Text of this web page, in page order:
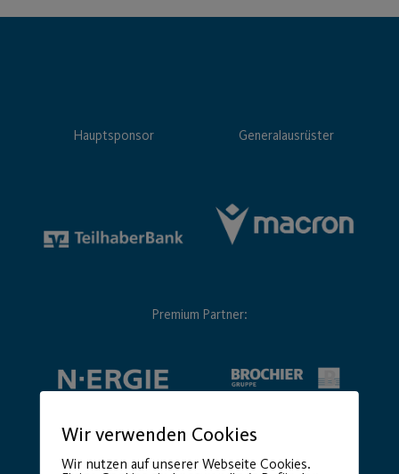
Hauptsponsor Generalausrüster
Premium Partner:
Wir verwenden Cookies
Wir nutzen auf unserer Webseite Cookies.